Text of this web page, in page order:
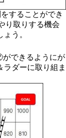
することができ
り取りする機会
う。
ができるようにが
ダーに取り組ま